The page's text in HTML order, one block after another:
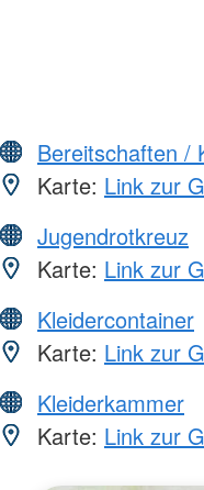
Bereitschaften /
Karte: Link zur
Jugendrotkreuz
Karte: Link zur
Kleidercontainer
Karte: Link zur
Kleiderkammer
Karte: Link zur